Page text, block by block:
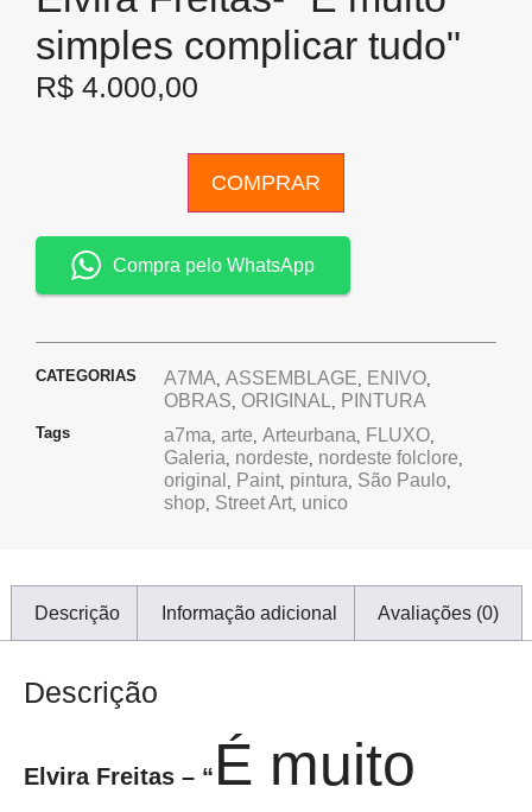
simples complicar tudo"
R$ 4.000,00
COMPRAR
Compra pelo WhatsApp
CATEGORIAS A7MA, ASSEMBLAGE, ENIVO,
OBRAS, ORIGINAL, PINTURA
Tags a7ma, arte, Arteurbana, FLUXO,
Galeria, nordeste, nordeste folclore,
original , Paint, pintura, São Paulo,
shop, Street Art, unico
Descrição Informação adicional Avaliações (0)
Descrição
Elvira Freitas – “ É muito